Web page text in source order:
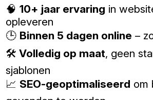
🧠10+ jaar ervaring in
opleveren
🕒 Binnen 5 dagen online –
🛠️Volledig op maat, geen
sjablonen
📈 SEO-geoptimaliseerd om